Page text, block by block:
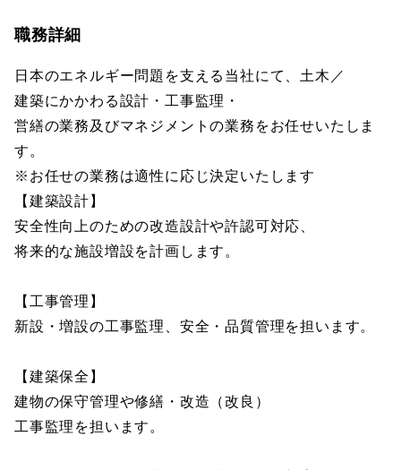
職務詳細
日本のエネルギー問題を支える当社にて、土木／
建築にかかわる設計・工事監理・
営繕の業務及びマネジメントの業務をお任せいたしま
す。
※お任せの業務は適性に応じ決定いたします
【建築設計】
安全性向上のための改造設計や許認可対応、
将来的な施設増設を計画します。
【工事管理】
新設・増設の工事監理、安全・品質管理を担います。
【建築保全】
建物の保守管理や修繕・改造（改良）
工事監理を担います。